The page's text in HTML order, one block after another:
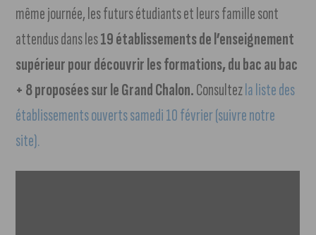
même journée, les futurs étudiants et leurs famille sont
attendus dans les19 établissements de l’enseignement
supérieur pour découvrir les formations, du bac au bac
+ 8 proposées sur le Grand Chalon.Consultezla liste des
établissements ouverts samedi 10 février (suivre notre
site).